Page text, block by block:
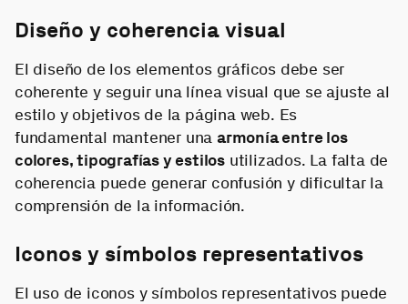
Diseño y coherencia visual
El diseño de los elementos gráficos debe ser
coherente y seguir una línea visual que se ajuste al
estilo y objetivos de la página web. Es
fundamental mantener unaarmonía entre los
colores, tipografías y estilos utilizados. La falta de
coherencia puede generar confusión y dificultar la
comprensión de la información.
Iconos y símbolos representativos
El uso de iconos y símbolos representativos puede